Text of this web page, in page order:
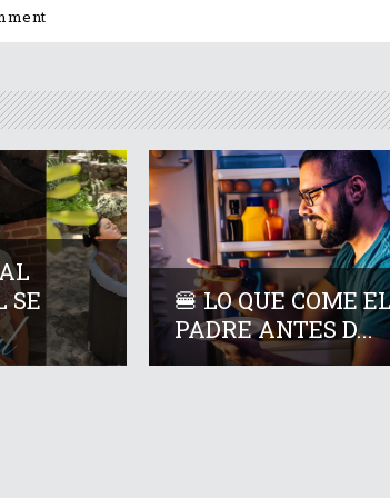
SE
🍔 LO QUE COME
PADRE ANTES D...